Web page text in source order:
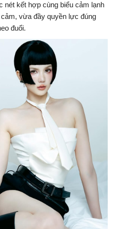
nét kết hợp cùng biểu cảm lạnh
vừa đầy quyền lực đúng
đuổi.